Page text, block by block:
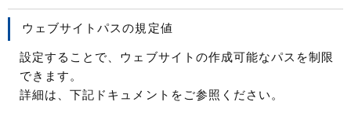
ウェブサイトパスの規定値
設定することで、ウェブサイトの作成可能なパスを制限
できます。
詳細は、下記ドキュメントをご参照ください。